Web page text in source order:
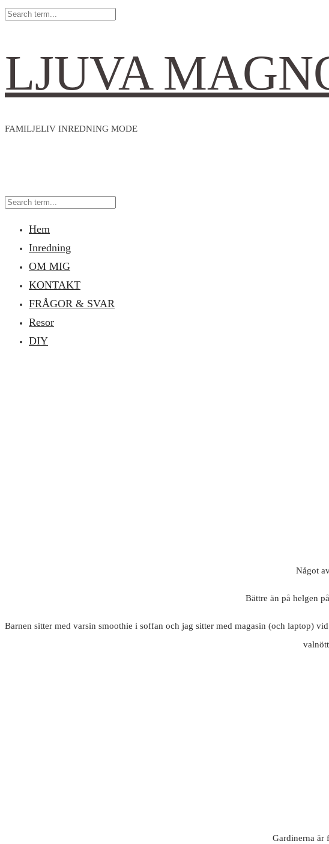
LJUVA
FAMILJELIV INREDNING MODE
Hem
Inredning
OM MIG
KONTAKT
FRÅGOR & SVAR
Resor
DIY
Något
Bättre än på helgen
Barnen sitter med varsin smoothie i soffan och jag sitter med magasin (och laptop)
Gardinerna är